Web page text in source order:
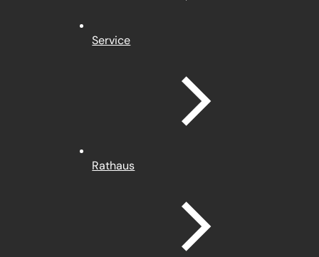
Service
Rathaus